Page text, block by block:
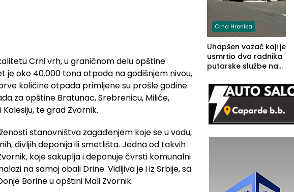
Crni vrh, u graničnom delu opštine
je oko 40.000 tona otpada na godišnjem nivou,
količine otpada primljene su prošle godine.
za opštine Bratunac, Srebrenicu, Miliće,
te grad Zvornik.
stanovništva zagađenjem koje se u vodu,
divljih deponija ili smetlišta. Jedna od takvih
koje sakuplja i deponuje čvrsti komunalni
na samoj obali Drine. Vidljiva je i iz Srbije, sa
Borine u opštini Mali Zvornik.
Crna Hronika
Uhapšen vozač koji je
usmrtio dva radnika
putarske službe na
prema Šapcu
(FOTO)